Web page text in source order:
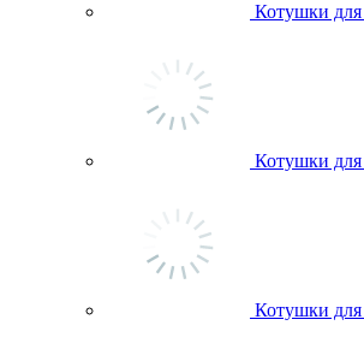
Котушки
Котушки
Котушки